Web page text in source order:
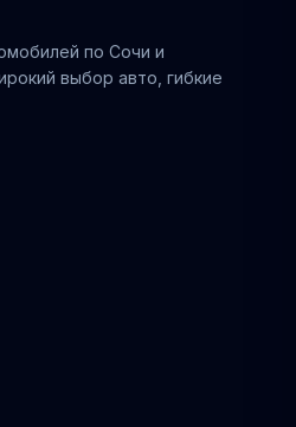
по Сочи и
выбор авто, гибкие